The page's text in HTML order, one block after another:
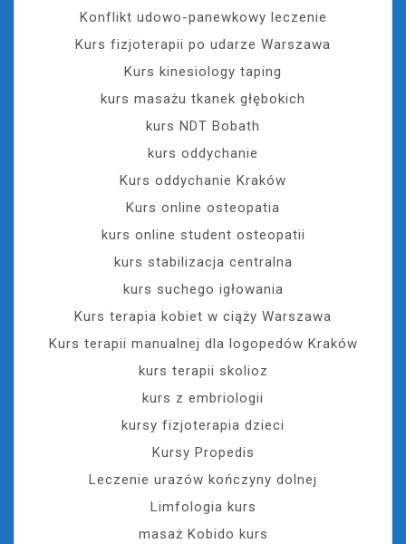
Konflikt udowo-panewkowy leczenie
Kurs fizjoterapii po udarze Warszawa
Kurs kinesiology taping
kurs masażu tkanek głębokich
kurs NDT Bobath
kurs oddychanie
Kurs oddychanie Kraków
Kurs online osteopatia
kurs online student osteopatii
kurs stabilizacja centralna
kurs suchego igłowania
Kurs terapia kobiet w ciąży Warszawa
Kurs terapii manualnej dla logopedów Kraków
kurs terapii skolioz
kurs z embriologii
kursy fizjoterapia dzieci
Kursy Propedis
Leczenie urazów kończyny dolnej
Limfologia kurs
masaż Kobido kurs